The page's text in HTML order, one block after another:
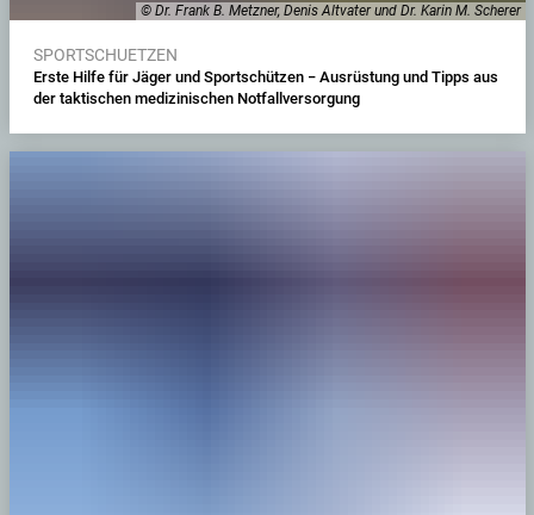
© Dr. Frank B. Metzner, Denis Altvater und Dr. Karin M. Scherer
SPORTSCHUETZEN
Erste Hilfe für Jäger und Sportschützen − Ausrüstung und Tipps aus
der taktischen medizinischen Notfallversorgung